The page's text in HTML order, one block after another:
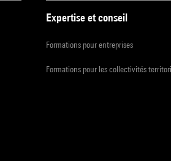
Expertise et conseil
Formations pour entreprises
Formations pour les collectivités